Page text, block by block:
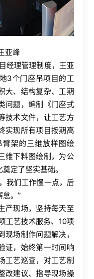
亚峰
经理管理制度，王亚
3个门座吊项目的工
大、结构复杂、工期
问题，编制《门座式
技术文件，让工艺方
实现所有项目按期高
架的三维放样图绘
维下料图绘制，为公
定了坚实基础。
我们工作慢一点，后
。”
产现场，坚持每天至
工艺技术服务、10项
场制作问题解决，
证，始终第一时间响
工艺巡查，对工艺制
改建议、指导现场操